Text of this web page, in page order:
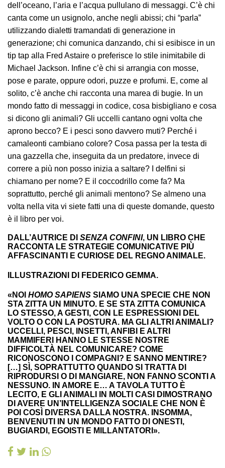
dell’oceano, l’aria e l’acqua pullulano di messaggi. C’è chi
canta come un usignolo, anche negli abissi; chi “parla”
utilizzando dialetti tramandati di generazione in
generazione; chi comunica danzando, chi si esibisce in un
tip tap alla Fred Astaire o preferisce lo stile inimitabile di
Michael Jackson. Infine c’è chi si arrangia con mosse,
pose e parate, oppure odori, puzze e profumi. E, come al
solito, c’è anche chi racconta una marea di bugie. In un
mondo fatto di messaggi in codice, cosa bisbigliano e cosa
si dicono gli animali? Gli uccelli cantano ogni volta che
aprono becco? E i pesci sono davvero muti? Perché i
camaleonti cambiano colore? Cosa passa per la testa di
una gazzella che, inseguita da un predatore, invece di
correre a più non posso inizia a saltare? I delfini si
chiamano per nome? E il coccodrillo come fa? Ma
soprattutto, perché gli animali mentono? Se almeno una
volta nella vita vi siete fatti una di queste domande, questo
è il libro per voi.
DALL’AUTRICE DI SENZA CONFINI, UN LIBRO CHE
RACCONTA LE STRATEGIE COMUNICATIVE PIÙ
AFFASCINANTI E CURIOSE DEL REGNO ANIMALE.
ILLUSTRAZIONI DI FEDERICO GEMMA.
«NOI HOMO SAPIENS SIAMO UNA SPECIE CHE NON
STA ZITTA UN MINUTO. E SE STA ZITTA COMUNICA
LO STESSO, A GESTI, CON LE ESPRESSIONI DEL
VOLTO O CON LA POSTURA. MA GLI ALTRI ANIMALI?
UCCELLI, PESCI, INSETTI, ANFIBI E ALTRI
MAMMIFERI HANNO LE STESSE NOSTRE
DIFFICOLTÀ NEL COMUNICARE? COME
RICONOSCONO I COMPAGNI? E SANNO MENTIRE?
[…] SÌ, SOPRATTUTTO QUANDO SI TRATTA DI
RIPRODURSI O DI MANGIARE, NON FANNO SCONTI A
NESSUNO. IN AMORE E… A TAVOLA TUTTO È
LECITO, E GLI ANIMALI IN MOLTI CASI DIMOSTRANO
DI AVERE UN’INTELLIGENZA SOCIALE CHE NON È
POI COSÌ DIVERSA DALLA NOSTRA. INSOMMA,
BENVENUTI IN UN MONDO FATTO DI ONESTI,
BUGIARDI, EGOISTI E MILLANTATORI».